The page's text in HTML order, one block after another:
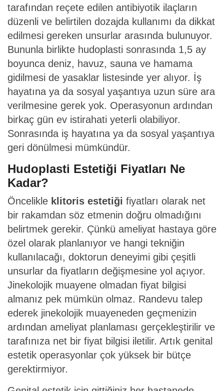
tarafından reçete edilen antibiyotik ilaçların
düzenli ve belirtilen dozajda kullanımı da dikkat
edilmesi gereken unsurlar arasında bulunuyor.
Bununla birlikte hudoplasti sonrasında 1,5 ay
boyunca deniz, havuz, sauna ve hamama
gidilmesi de yasaklar listesinde yer alıyor. İş
hayatına ya da sosyal yaşantıya uzun süre ara
verilmesine gerek yok. Operasyonun ardından
birkaç gün ev istirahati yeterli olabiliyor.
Sonrasında iş hayatına ya da sosyal yaşantıya
geri dönülmesi mümkündür.
Hudoplasti Estetiği Fiyatları Ne
Kadar?
Öncelikle klitoris estetiği fiyatları olarak net
bir rakamdan söz etmenin doğru olmadığını
belirtmek gerekir. Çünkü ameliyat hastaya göre
özel olarak planlanıyor ve hangi tekniğin
kullanılacağı, doktorun deneyimi gibi çeşitli
unsurlar da fiyatların değişmesine yol açıyor.
Jinekolojik muayene olmadan fiyat bilgisi
almanız pek mümkün olmaz. Randevu talep
ederek jinekolojik muayeneden geçmenizin
ardından ameliyat planlaması gerçekleştirilir ve
tarafınıza net bir fiyat bilgisi iletilir. Artık genital
estetik operasyonlar çok yüksek bir bütçe
gerektirmiyor.